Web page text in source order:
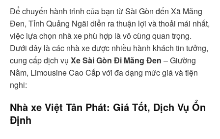
Để chuyến hành trình của bạn từ Sài Gòn đến Xã Măng
Đen, Tỉnh Quảng Ngãi diễn ra thuận lợi và thoải mái nhất,
việc lựa chọn nhà xe phù hợp là vô cùng quan trọng.
Dưới đây là các nhà xe được nhiều hành khách tin tưởng,
cung cấp dịch vụ Xe Sài Gòn Đi Măng Đen – Giường
Nằm, Limousine Cao Cấp với đa dạng mức giá và tiện
nghi:
Nhà xe Việt Tân Phát: Giá Tốt, Dịch Vụ Ổn
Định